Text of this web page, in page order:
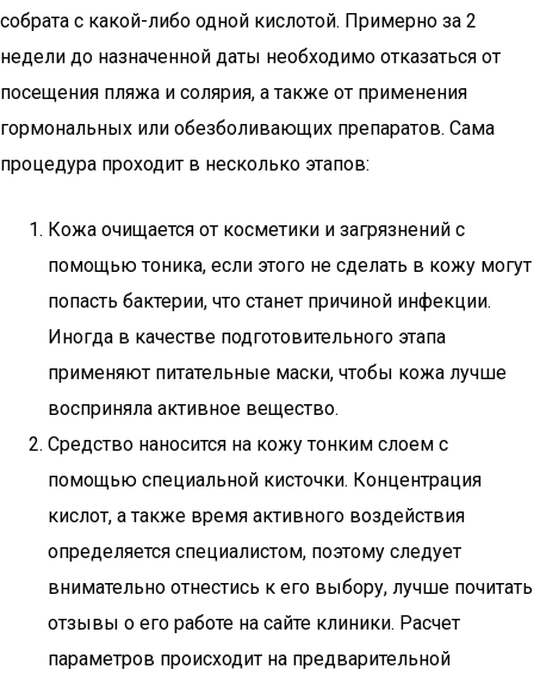
собрата с какой-либо одной кислотой. Примерно за 2
недели до назначенной даты необходимо отказаться от
посещения пляжа и солярия, а также от применения
гормональных или обезболивающих препаратов. Сама
процедура проходит в несколько этапов:
Кожа очищается от косметики и загрязнений с
помощью тоника, если этого не сделать в кожу могут
попасть бактерии, что станет причиной инфекции.
Иногда в качестве подготовительного этапа
применяют питательные маски, чтобы кожа лучше
восприняла активное вещество.
Средство наносится на кожу тонким слоем с
помощью специальной кисточки. Концентрация
кислот, а также время активного воздействия
определяется специалистом, поэтому следует
внимательно отнестись к его выбору, лучше почитать
отзывы о его работе на сайте клиники. Расчет
параметров происходит на предварительной